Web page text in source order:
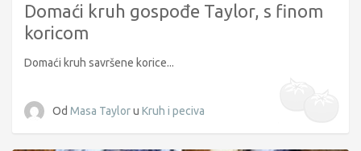
Domaći kruh gospođe Taylor, s finom
koricom
Domaći kruh savršene korice...
Od Masa Tayloru Kruh i peciva